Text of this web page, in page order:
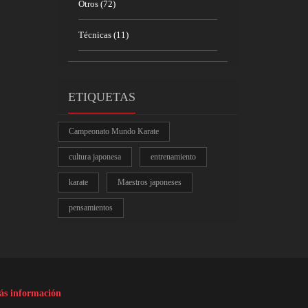
Otros(72)
Técnicas(11)
ETIQUETAS
Campeonato Mundo Karate
cultura japonesa entrenamiento
karate Maestros japoneses
pensamientos
información